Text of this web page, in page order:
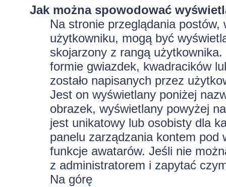
Jak można spowodować
Na stronie przeglądania
użytkowniku, mogą być
skojarzony z rangą
formie gwiazdek, kwadracików
zostało napisanych przez
Jest on wyświetlany poniżej
obrazek, wyświetlany powyżej
jest unikatowy lub osobisty dla
panelu zarządzania kontem pod
funkcje awatarów. Jeśli nie
z administratorem i zapytać
Na górę